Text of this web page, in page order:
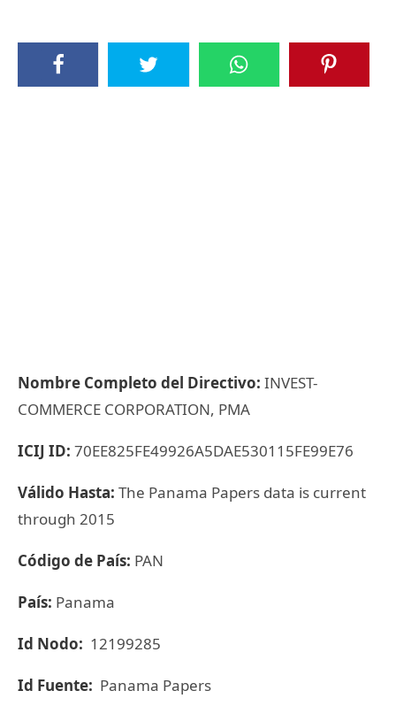
Nombre Completo del Directivo: INVEST-
COMMERCE CORPORATION, PMA
ICIJ ID: 70EE825FE49926A5DAE530115FE99E76
Válido Hasta: The Panama Papers data is current
through 2015
Código de País: PAN
País: Panama
Id Nodo: 12199285
Id Fuente: Panama Papers